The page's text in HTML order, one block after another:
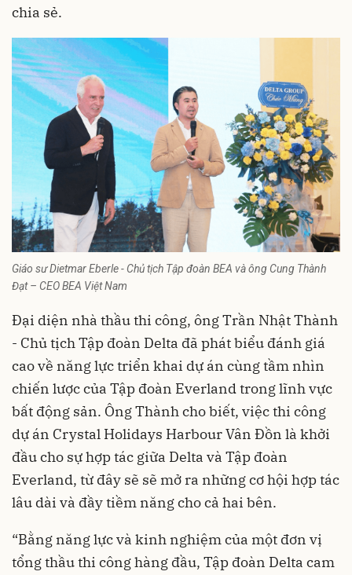
chia sẻ.
Giáo sư Dietmar Eberle - Chủ tịch Tập đoàn BEA và ông Cung Thành
Đạt – CEO BEA Việt Nam
Đại diện nhà thầu thi công, ông Trần Nhật Thành
- Chủ tịch Tập đoàn Delta đã phát biểu đánh giá
cao về năng lực triển khai dự án cùng tầm nhìn
chiến lược của Tập đoàn Everland trong lĩnh vực
bất động sản. Ông Thành cho biết, việc thi công
dự án Crystal Holidays Harbour Vân Đồn là khởi
đầu cho sự hợp tác giữa Delta và Tập đoàn
Everland, từ đây sẽ sẽ mở ra những cơ hội hợp tác
lâu dài và đầy tiềm năng cho cả hai bên.
“Bằng năng lực và kinh nghiệm của một đơn vị
tổng thầu thi công hàng đầu, Tập đoàn Delta cam